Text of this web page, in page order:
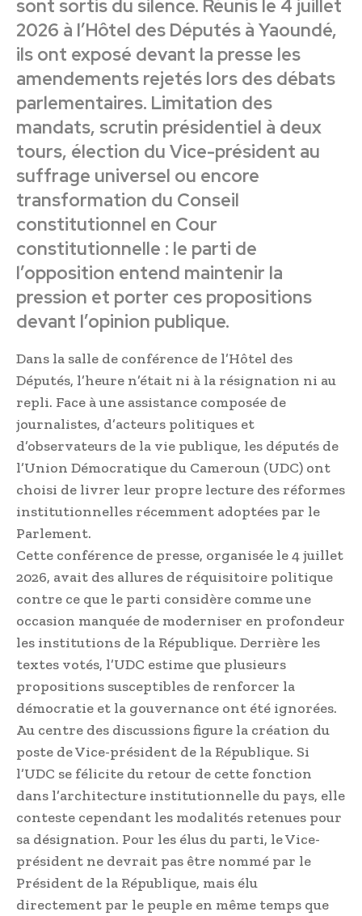
sont sortis du silence. Réunis le 4 juillet
2026 à l’Hôtel des Députés à Yaoundé,
ils ont exposé devant la presse les
amendements rejetés lors des débats
parlementaires. Limitation des
mandats, scrutin présidentiel à deux
tours, élection du Vice-président au
suffrage universel ou encore
transformation du Conseil
constitutionnel en Cour
constitutionnelle : le parti de
l’opposition entend maintenir la
pression et porter ces propositions
devant l’opinion publique.
Dans la salle de conférence de l’Hôtel des
Députés, l’heure n’était ni à la résignation ni au
repli. Face à une assistance composée de
journalistes, d’acteurs politiques et
d’observateurs de la vie publique, les députés de
l’Union Démocratique du Cameroun (UDC) ont
choisi de livrer leur propre lecture des réformes
institutionnelles récemment adoptées par le
Parlement.
Cette conférence de presse, organisée le 4 juillet
2026, avait des allures de réquisitoire politique
contre ce que le parti considère comme une
occasion manquée de moderniser en profondeur
les institutions de la République. Derrière les
textes votés, l’UDC estime que plusieurs
propositions susceptibles de renforcer la
démocratie et la gouvernance ont été ignorées.
Au centre des discussions figure la création du
poste de Vice-président de la République. Si
l’UDC se félicite du retour de cette fonction
dans l’architecture institutionnelle du pays, elle
conteste cependant les modalités retenues pour
sa désignation. Pour les élus du parti, le Vice-
président ne devrait pas être nommé par le
Président de la République, mais élu
directement par le peuple en même temps que